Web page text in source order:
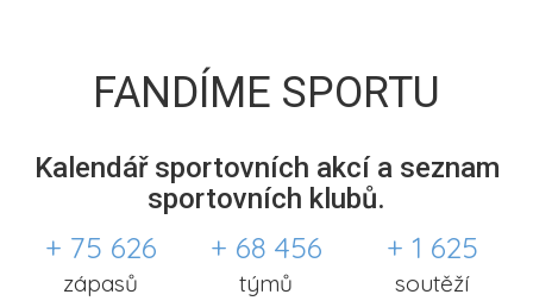
FANDÍME SPORTU
Kalendář sportovních akcí a seznam
sportovních klubů.
+ 75 626
zápasů
+ 68 456
týmů
+ 1 625
soutěží